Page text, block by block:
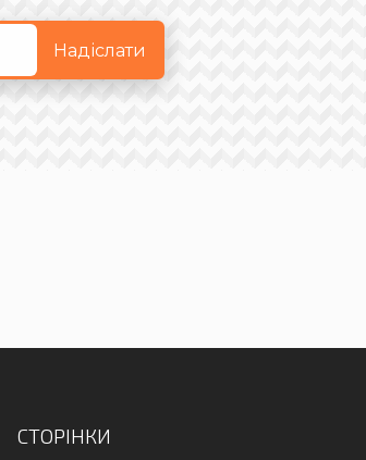
Надіслати
СТОРІНКИ